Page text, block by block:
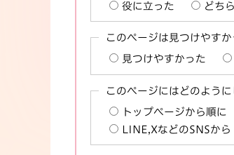
役に立った どち
このページは見つけやすか
見つけやすかった
このページにはどのよう
トップページから順に
LINE,XなどのSNSから